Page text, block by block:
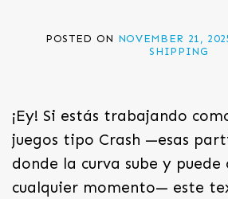
POSTED ON NOVEMBER 21,
SHIPPING
¡Ey! Si estás trabajando
juegos tipo Crash —esas
donde la curva sube y puede
cualquier momento— este